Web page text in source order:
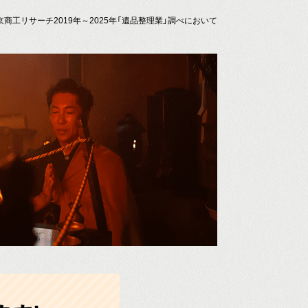
工リサーチ2019年～2025年「遺品整理業」調べにおいて